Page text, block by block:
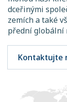
dceřinými
zemích a také
přední globální
Kontaktujte